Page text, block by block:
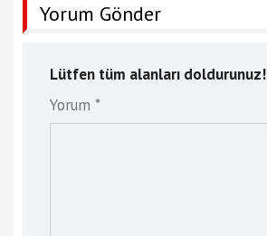
Yorum Gönder
Lütfen tüm alanları doldurunuz!
Yorum *